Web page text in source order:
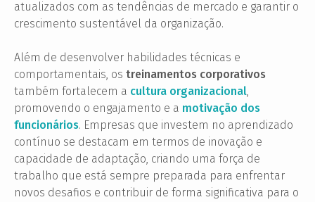
atualizados com as tendências de mercado e garantir o
crescimento sustentável da organização.
Além de desenvolver habilidades técnicas e
comportamentais, os treinamentos corporativos
também fortalecem a cultura organizacional,
promovendo o engajamento e a motivação dos
funcionários. Empresas que investem no aprendizado
contínuo se destacam em termos de inovação e
capacidade de adaptação, criando uma força de
trabalho que está sempre preparada para enfrentar
novos desafios e contribuir de forma significativa para o